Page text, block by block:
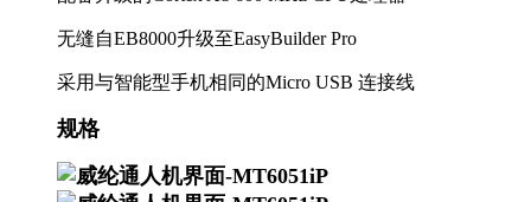
无缝自EB8000升级至EasyBuilder Pro
采用与智能型手机相同的Micro USB 连接线
规格